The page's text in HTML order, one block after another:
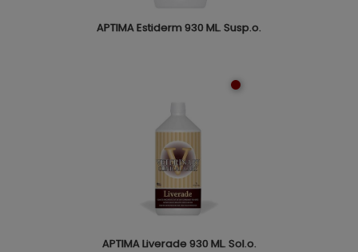
APTIMA Estiderm 930 ML. Susp.o.
APTIMA Liverade 930 ML. Sol.o.